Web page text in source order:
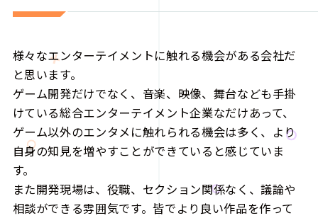
様々なエンターテイメントに触れる機会がある会社だ
と思います。
ゲーム開発だけでなく、音楽、映像、舞台なども手掛
けている総合エンターテイメント企業なだけあって、
ゲーム以外のエンタメに触れられる機会は多く、より
自身の知見を増やすことができていると感じていま
す。
また開発現場は、役職、セクション関係なく、議論や
相談ができる雰囲気です。皆でより良い作品を作って